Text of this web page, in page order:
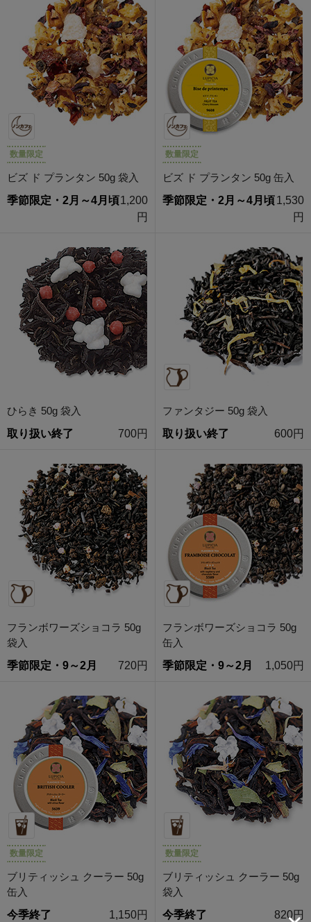
数量限定
ビズ ド プランタン 50g 袋入
季節限定・2月～4月頃1,200
円
数量限定
ビズ ド プランタン 50g 缶入
季節限定・2月～4月頃1,530
円
ひらき 50g 袋入
取り扱い終了
700円
ファンタジー 50g 袋入
取り扱い終了
600円
フランボワーズショコラ 50g
袋入
季節限定・9～2月
720円
フランボワーズショコラ 50g
缶入
季節限定・9～2月
1,050円
数量限定
ブリティッシュ クーラー 50g
缶入
今季終了
1,150円
数量限定
ブリティッシュ クーラー 50g
袋入
今季終了
820円